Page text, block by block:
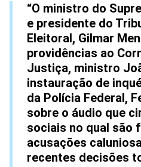
“O ministro do
e presidente do
Eleitoral, Gilmar
providências ao
Justiça, ministro
instauração de
da Polícia Federal,
sobre o áudio que
sociais no qual são
acusações
recentes decisões